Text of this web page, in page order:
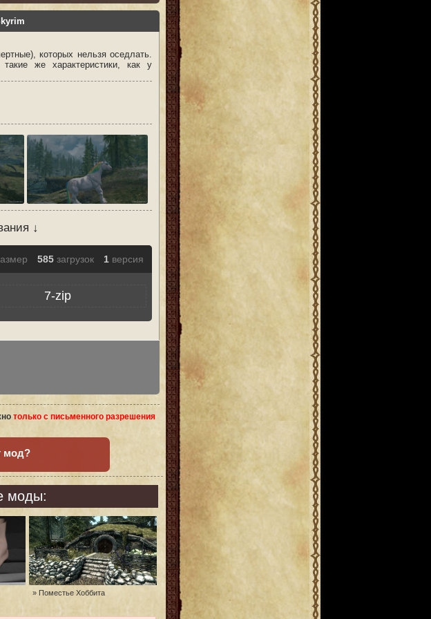
которых нельзя оседлать.
же характеристики, как у
↓
585 загрузок 1 версия
7-zip
только с письменного разрешения
мод?
моды:
» Поместье Хоббита